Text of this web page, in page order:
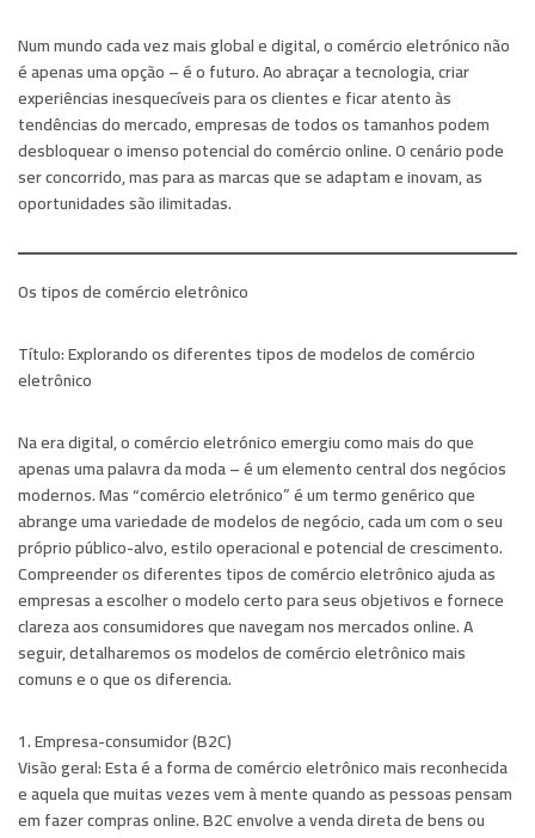
Num mundo cada vez mais global e digital, o comércio eletrónico não
é apenas uma opção – é o futuro. Ao abraçar a tecnologia, criar
experiências inesquecíveis para os clientes e ficar atento às
tendências do mercado, empresas de todos os tamanhos podem
desbloquear o imenso potencial do comércio online. O cenário pode
ser concorrido, mas para as marcas que se adaptam e inovam, as
oportunidades são ilimitadas.
Os tipos de comércio eletrônico
Título:Explorando os diferentes tipos de modelos de comércio
eletrônico
Na era digital, o comércio eletrónico emergiu como mais do que
apenas uma palavra da moda – é um elemento central dos negócios
modernos. Mas “comércio eletrónico” é um termo genérico que
abrange uma variedade de modelos de negócio, cada um com o seu
próprio público-alvo, estilo operacional e potencial de crescimento.
Compreender os diferentes tipos de comércio eletrônico ajuda as
empresas a escolher o modelo certo para seus objetivos e fornece
clareza aos consumidores que navegam nos mercados online. A
seguir, detalharemos os modelos de comércio eletrônico mais
comuns e o que os diferencia.
1. Empresa-consumidor (B2C)
Visão geral:Esta é a forma de comércio eletrônico mais reconhecida
e aquela que muitas vezes vem à mente quando as pessoas pensam
em fazer compras online. B2C envolve a venda direta de bens ou